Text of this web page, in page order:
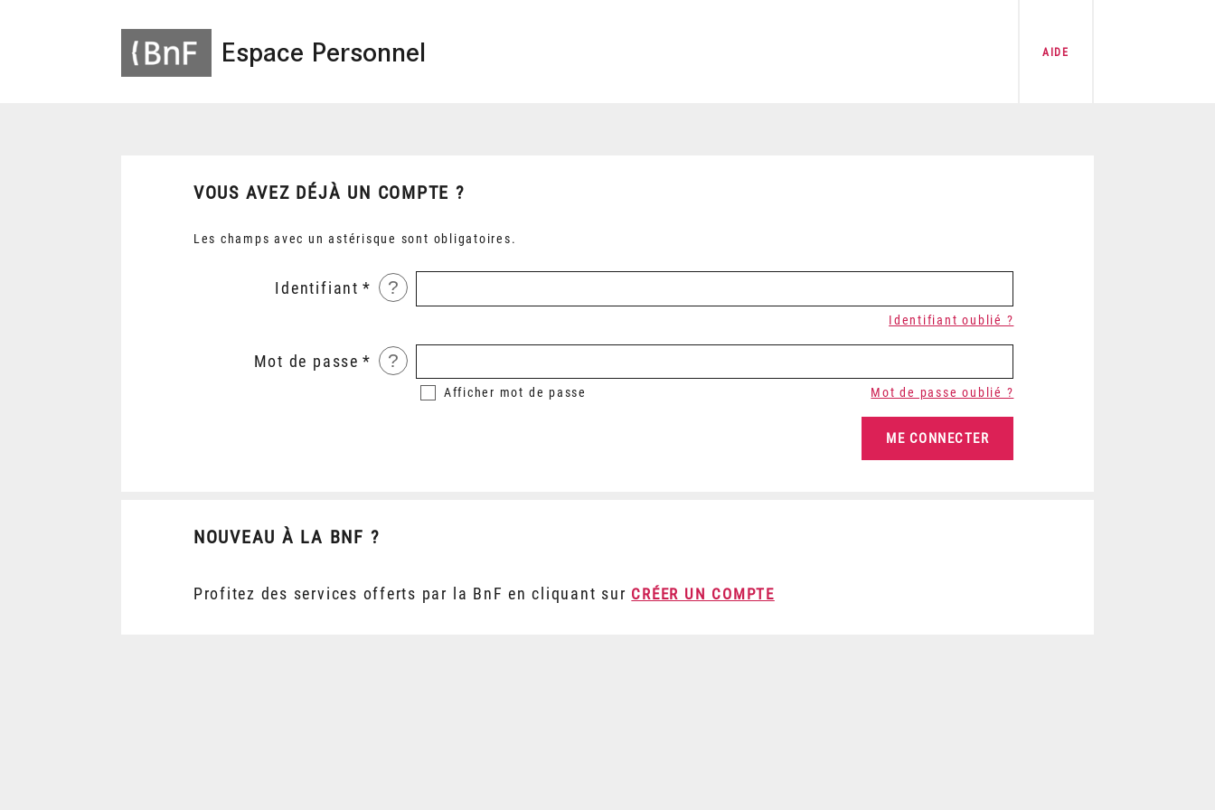
Espace Personnel AIDE
VOUS AVEZ DÉJÀ UN COMPTE ?
Les champs avec un astérisque sont obligatoires.
Identifiant ?
Identifiant oublié ?
Mot de passe ?
Afficher mot de passe Mot de passe oublié ?
NOUVEAU À LA BNF ?
Profitez des services offerts par la BnF en cliquant sur CRÉER UN COMPTE